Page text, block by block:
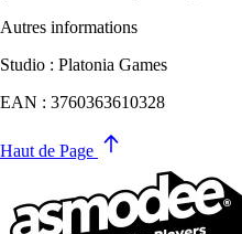
Autres informations
Studio : Platonia Games
EAN : 3760363610328
Haut de Page